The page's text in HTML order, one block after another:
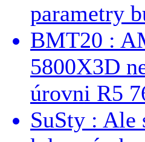
parametry
BMT20 :
5800X3D
úrovni R5
SuSty : Ale